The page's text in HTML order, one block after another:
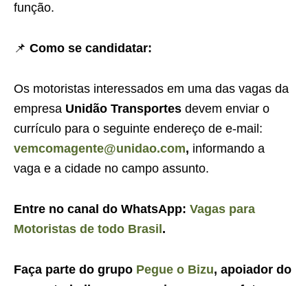
função.
📌 Como se candidatar:
Os motoristas interessados em uma das vagas da
empresa Unidão Transportes devem enviar o
currículo para o seguinte endereço de e-mail:
vemcomagente@unidao.com, informando a
vaga e a cidade no campo assunto.
Entre no canal do WhatsApp: Vagas para
Motoristas de todo Brasil .
Faça parte do grupo Pegue o Bizu, apoiador do